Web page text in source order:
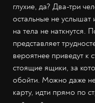
глухие, да? Два-три
остальные не услышат
на тела не наткнутся.
представляет
вероятнее приведут к
стоящие ящики, за
обойти. Можно даже не
карту, идти прямо по